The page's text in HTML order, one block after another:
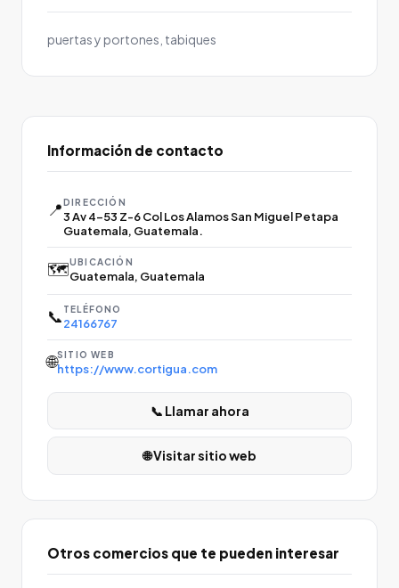
puertas y portones, tabiques
Información de contacto
📍DIRECCIÓN
3 Av 4-53 Z-6 Col Los Alamos San Miguel Petapa
Guatemala, Guatemala.
🗺️UBICACIÓN
Guatemala, Guatemala
📞 TELÉFONO
24166767
🌐SITIO WEB
https://www.cortigua.com
📞 Llamar ahora
🌐 Visitar sitio web
Otros comercios que te pueden interesar